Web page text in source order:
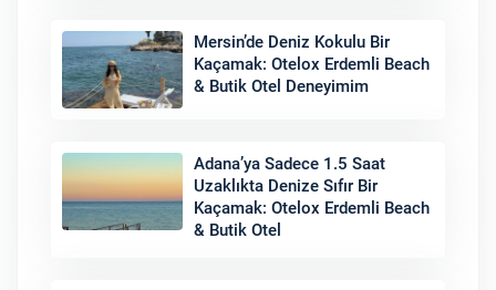
Mersin’de Deniz Kokulu Bir
Kaçamak: Otelox Erdemli Beach
& Butik Otel Deneyimim
Adana’ya Sadece 1.5 Saat
Uzaklıkta Denize Sıfır Bir
Kaçamak: Otelox Erdemli Beach
& Butik Otel